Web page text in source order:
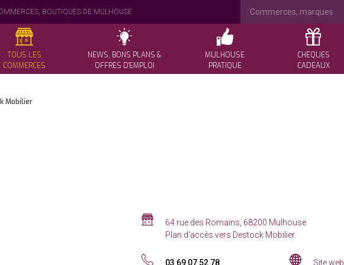
BOUTIQUES DE MULHOUSE
TOUS LES
COMMERCES
& Santé
NEWS, BONS PLANS &
OFFRES D'EMPLOI
MULHOUSE
PRATIQUE
CHÈQUES
CADEAUX
Mobilier
Infos
pratiques
Adresse
64 rue des Romains 68200 Mulhouse
Plan d'accès vers Destock Mobilier
Tél.03 69 07 52 78
SiteSite web